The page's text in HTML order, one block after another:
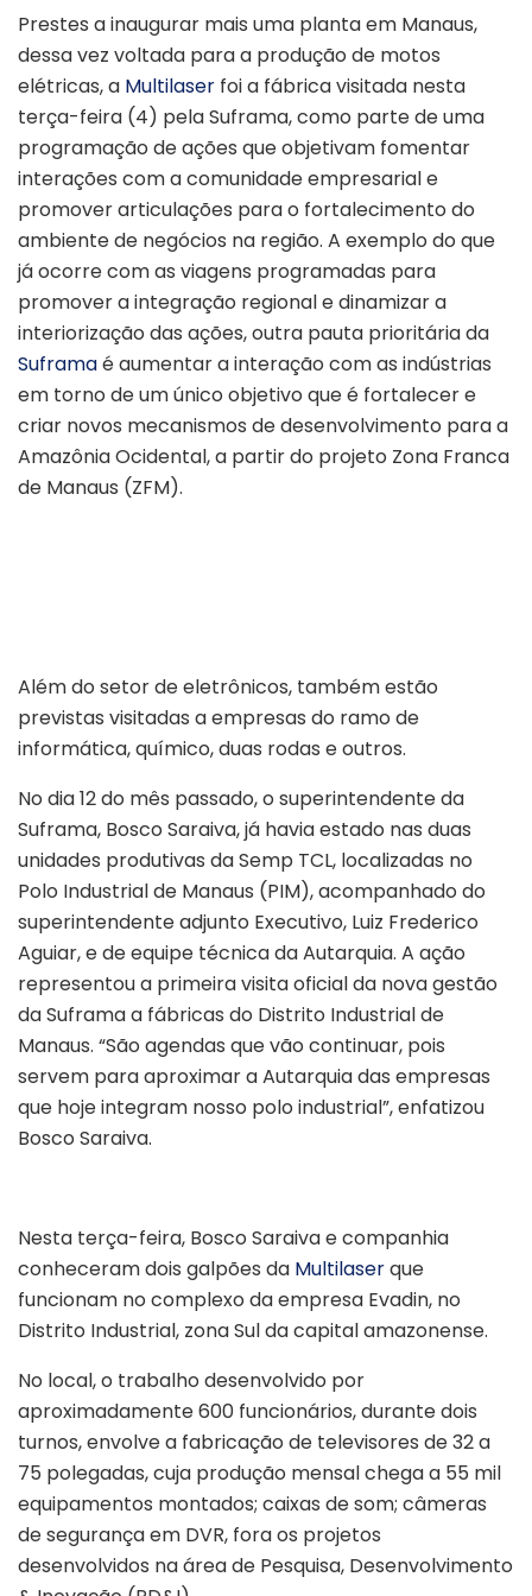
Prestes a inaugurar mais uma planta em Manaus,
dessa vez voltada para a produção de motos
elétricas, a Multilaser foi a fábrica visitada nesta
terça-feira (4) pela Suframa, como parte de uma
programação de ações que objetivam fomentar
interações com a comunidade empresarial e
promover articulações para o fortalecimento do
ambiente de negócios na região. A exemplo do que
já ocorre com as viagens programadas para
promover a integração regional e dinamizar a
interiorização das ações, outra pauta prioritária da
Suframaé aumentar a interação com as indústrias
em torno de um único objetivo que é fortalecer e
criar novos mecanismos de desenvolvimento para a
Amazônia Ocidental, a partir do projeto Zona Franca
de Manaus (ZFM).
Além do setor de eletrônicos, também estão
previstas visitadas a empresas do ramo de
informática, químico, duas rodas e outros.
No dia 12 do mês passado, o superintendente da
Suframa, Bosco Saraiva, já havia estado nas duas
unidades produtivas da Semp TCL, localizadas no
Polo Industrial de Manaus (PIM), acompanhado do
superintendente adjunto Executivo, Luiz Frederico
Aguiar, e de equipe técnica da Autarquia. A ação
representou a primeira visita oficial da nova gestão
da Suframa a fábricas do Distrito Industrial de
Manaus. “São agendas que vão continuar, pois
servem para aproximar a Autarquia das empresas
que hoje integram nosso polo industrial”, enfatizou
Bosco Saraiva.
Nesta terça-feira, Bosco Saraiva e companhia
conheceram dois galpões da Multilaserque
funcionam no complexo da empresa Evadin, no
Distrito Industrial, zona Sul da capital amazonense.
No local, o trabalho desenvolvido por
aproximadamente 600 funcionários, durante dois
turnos, envolve a fabricação de televisores de 32 a
75 polegadas, cuja produção mensal chega a 55 mil
equipamentos montados; caixas de som; câmeras
de segurança em DVR, fora os projetos
desenvolvidos na área de Pesquisa, Desenvolvimento